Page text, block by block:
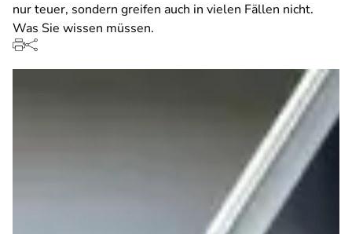
nur teuer, sondern greifen auch in vielen Fällen nicht.
Was Sie wissen müssen.